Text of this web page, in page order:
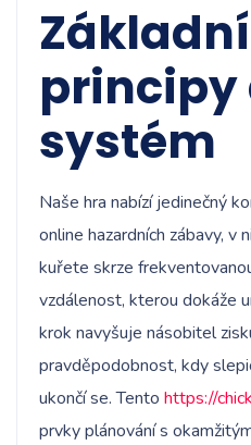
Základní
principy
systém
Naše hra nabízí jedinečný
online hazardních zábavy, v
kuřete skrze
vzdálenost, kterou dokáže
krok navyšuje násobitel
pravděpodobnost, kdy
ukončí se. Tento https://
prvky plánování s